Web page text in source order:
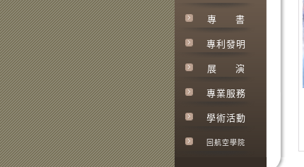
專 書
專利發明
展 演
專業服務
學術活動
回航空學院